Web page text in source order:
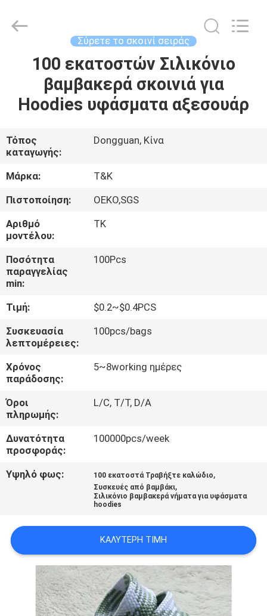
ΣΠΊΤΙ
ΠΡΟΪΌΝΤΑ
ΠΕΡΊΠΟΥ
ΕΜΕΊΣ
ΓΎΡΟΣ
ΕΡΓΟΣΤΑΣΊΩΝ
ΠΟΙΟΤΙΚΌΣ
ΈΛΕΓΧΟΣ
ΜΑΣ
ΕΛΆΤΕ
ΕΠΑΦΉ
ΜΕ
ΖΗΤΉΣΤΕ
ΈΝΑ
ΑΠΌΣΠΑΣΜΑ
PRIVACY
POLICY
Accessories
Co.,Ltd.
Σύρετε το σκοινί σειράς
100 εκατοστών Σιλικόνιο
βαμβακερά σκοινιά για
Hoodies υφάσματα αξεσουάρ
Τόπος
καταγωγής:
Dongguan, Κίνα
Μάρκα:
T&K
Πιστοποίηση:
OEKO,SGS
Αριθμό
μοντέλου:
TK
Ποσότητα
παραγγελίας
min:
100Pcs
Τιμή:
$0.2~$0.4PCS
Συσκευασία
λεπτομέρειες:
100pcs/bags
Χρόνος
παράδοσης:
5~8working ημέρες
Όροι
πληρωμής:
L/C, T/T, D/A
Δυνατότητα
προσφοράς:
100000pcs/week
Υψηλό φως: 100 εκατοστά Τραβήξτε καλώδιο,
Συσκευές από βαμβάκι,
Σιλικόνιο βαμβακερά νήματα για υφάσματα
hoodies
ΚΑΛΎΤΕΡΗ ΤΙΜΉ